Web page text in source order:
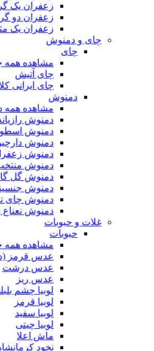
زعفران یک
زعفران دو
زعفران یک
چای و دمنوش
چای
مشاهده همه
چای آتیش
چای ایرانی
دمنوش
مشاهده همه
دمنوش
دمنوش
دمنوش
دمنوش
دمنوش
دمنوش گل
دمنوش
دمنوش چای
دمنوش نعناع
غلات و حبوبات
حبوبات
مشاهده همه
عدس قرمز
عدس درشت
عدس ریز
لوبیا چشم
لوبیا قرمز
لوبیا سفید
لوبیا چیتی
ماش اعلا
نخود